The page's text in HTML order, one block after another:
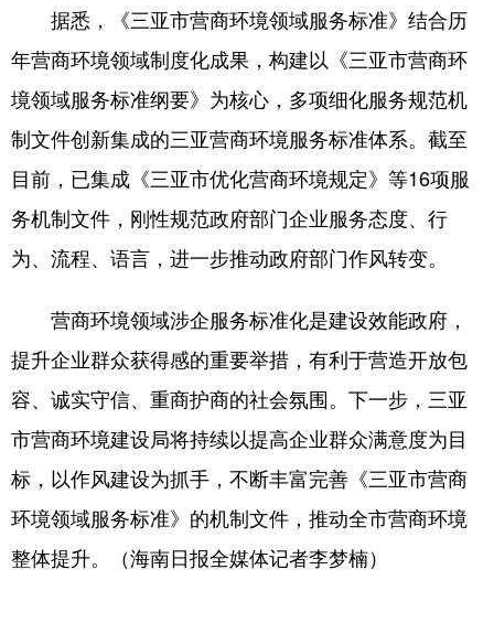
据悉，《三亚市营商环境领域服务标准》结合历
年营商环境领域制度化成果，构建以《三亚市营商环
境领域服务标准纲要》为核心，多项细化服务规范机
制文件创新集成的三亚营商环境服务标准体系。截至
目前，已集成《三亚市优化营商环境规定》等16项服
务机制文件，刚性规范政府部门企业服务态度、行
为、流程、语言，进一步推动政府部门作风转变。
营商环境领域涉企服务标准化是建设效能政府，
提升企业群众获得感的重要举措，有利于营造开放包
容、诚实守信、重商护商的社会氛围。下一步，三亚
市营商环境建设局将持续以提高企业群众满意度为目
标，以作风建设为抓手，不断丰富完善《三亚市营商
环境领域服务标准》的机制文件，推动全市营商环境
整体提升。（海南日报全媒体记者李梦楠）